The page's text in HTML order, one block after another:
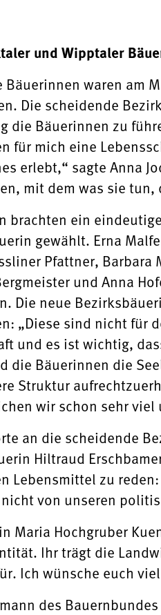
und Wipptaler
Bäuerinnen waren am
Die scheidende
die Bäuerinnen zu
für mich eine
erlebt,“ sagte Anna
mit dem was sie
brachten ein
gewählt. Erna
Pfattner, Barbara
und Anna
Die neue
„Diese sind nicht für
und es ist wichtig,
die Bäuerinnen die
Struktur
wir schon sehr
an die scheidende
Hiltraud
Lebensmittel zu
von unseren
Maria Hochgruber
Ihr trägt die
Ich wünsche euch
des